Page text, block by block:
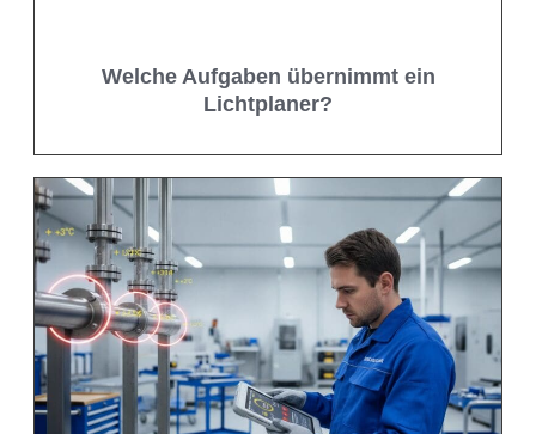
Welche Aufgaben übernimmt ein
Lichtplaner?